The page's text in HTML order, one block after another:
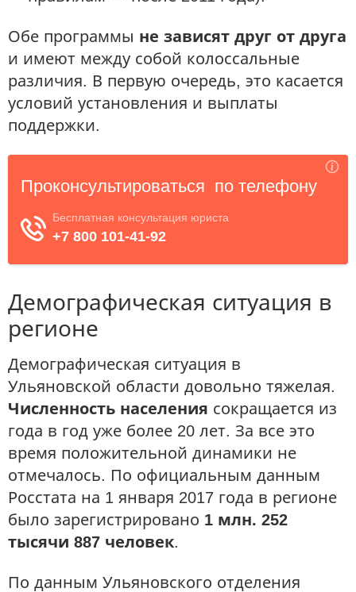
Обе программы не зависят друг от друга
и имеют между собой колоссальные
различия. В первую очередь, это касается
условий установления и выплаты
поддержки.
Демографическая ситуация в
регионе
Демографическая ситуация в
Ульяновской области довольно тяжелая.
Численность населения сокращается из
года в год уже более 20 лет. За все это
время положительной динамики не
отмечалось. По официальным данным
Росстата на 1 января 2017 года в регионе
было зарегистрировано 1 млн. 252
тысячи 887 человек.
По данным Ульяновского отделения